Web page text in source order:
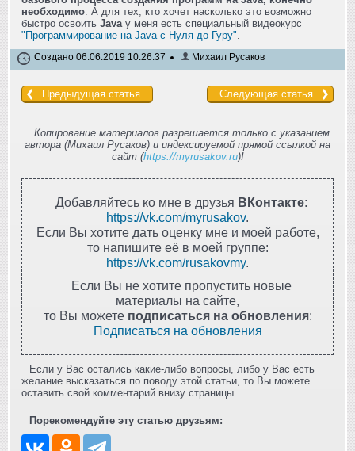
необходимо . А для тех, кто хочет насколько это возможно
быстро освоить Java у меня есть специальный видеокурс
"Программирование на Java с Нуля до Гуру"
Создано 06.06.2019 10:26:37 Михаил Русаков
Предыдущая статья Следующая статья
Копирование материалов разрешается только с указанием
автора (Михаил Русаков) и индексируемой прямой ссылкой на
сайт (https://myrusakov.ru)!
Добавляйтесь ко мне в друзья ВКонтакте:
https://vk.com/myrusakov.
Если Вы хотите дать оценку мне и моей работе,
то напишите её в моей группе:
https://vk.com/rusakovmy.
Если Вы не хотите пропустить новые
материалы на сайте,
то Вы можете подписаться на обновления:
Подписаться на обновления
Если у Вас остались какие-либо вопросы, либо у Вас есть
желание высказаться по поводу этой статьи, то Вы можете
оставить свой комментарий внизу страницы.
Порекомендуйте эту статью друзьям: